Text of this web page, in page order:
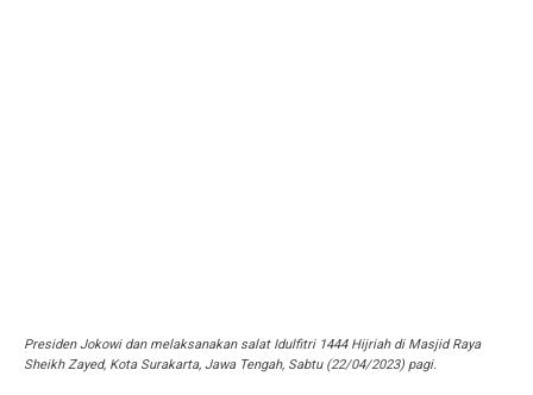
Presiden Jokowi dan melaksanakan salat Idulfitri 1444 Hijriah di Masjid Raya
Sheikh Zayed, Kota Surakarta, Jawa Tengah, Sabtu (22/04/2023) pagi.